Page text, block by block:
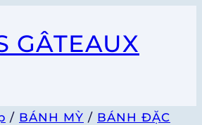
GÂTEAUX
/ BÁNH MỲ / BÁNH ĐẶC